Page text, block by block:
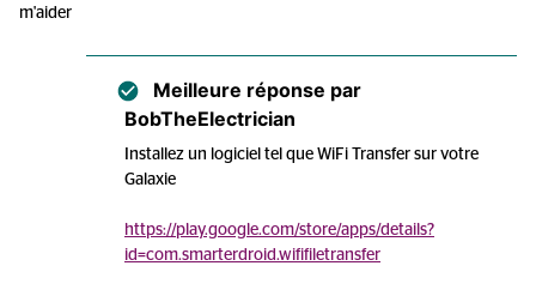
m'aider
Meilleure réponse par
BobTheElectrician
Installez un logiciel tel que WiFi Transfer sur votre
Galaxie
https://play.google.com/store/apps/details?
id=com.smarterdroid.wififiletransfer